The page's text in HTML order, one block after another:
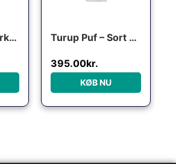
Turup Puf – Mørkegrå velour Turup Puf – Sort velour
395.00kr.
KØB NU